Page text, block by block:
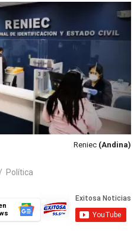
Reniec (Andina)
/ Política